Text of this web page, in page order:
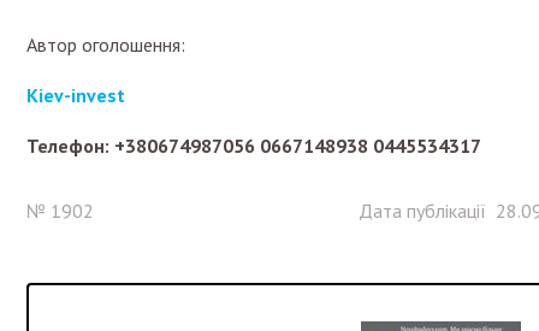
Автор оголошення:
Kiev-invest
Телефон: +380674987056 0667148938 0445534317
№ 1902 Дата публікації